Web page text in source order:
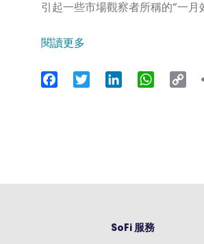
引起一些市場觀察者所稱的“一
閱讀更多
FacebookTwitter LinkedIn
SoFi 服務